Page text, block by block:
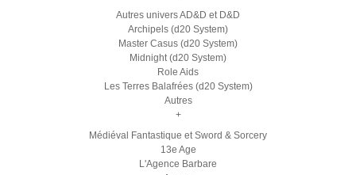
Autres univers AD&D et D&D
Archipels (d20 System)
Master Casus (d20 System)
Midnight (d20 System)
Role Aids
Les Terres Balafrées (d20 System)
Autres
+
Médiéval Fantastique et Sword & Sorcery
13e Age
L'Agence Barbare